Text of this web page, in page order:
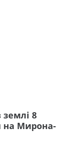
8
на Мирона-